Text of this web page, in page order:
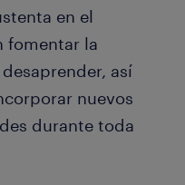
en el
fomentar la
así
nuevos
durante toda